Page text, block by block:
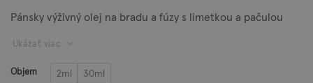
2,50 €
Pánsky výživný olej na bradu a fúzy s limetkou a pačulou
Ukázať viac
Objem 2ml 30ml